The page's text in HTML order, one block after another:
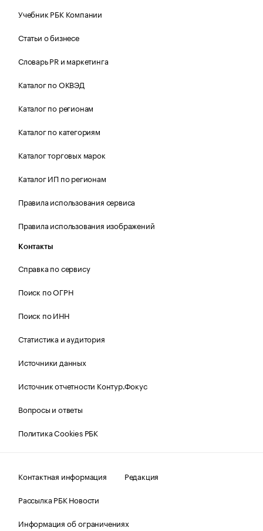
Учебник РБК Компании
Статьи о бизнесе
Словарь PR и маркетинга
Каталог по ОКВЭД
Каталог по регионам
Каталог по категориям
Каталог торговых марок
Каталог ИП по регионам
Правила использования сервиса
Правила использования изображений
Контакты
Справка по сервису
Поиск по ОГРН
Поиск по ИНН
Статистика и аудитория
Источники данных
Источник отчетности Контур.Фокус
Вопросы и ответы
Политика Cookies РБК
Контактная информация
Редакция
Рассылка РБК Новости
Информация об ограничениях